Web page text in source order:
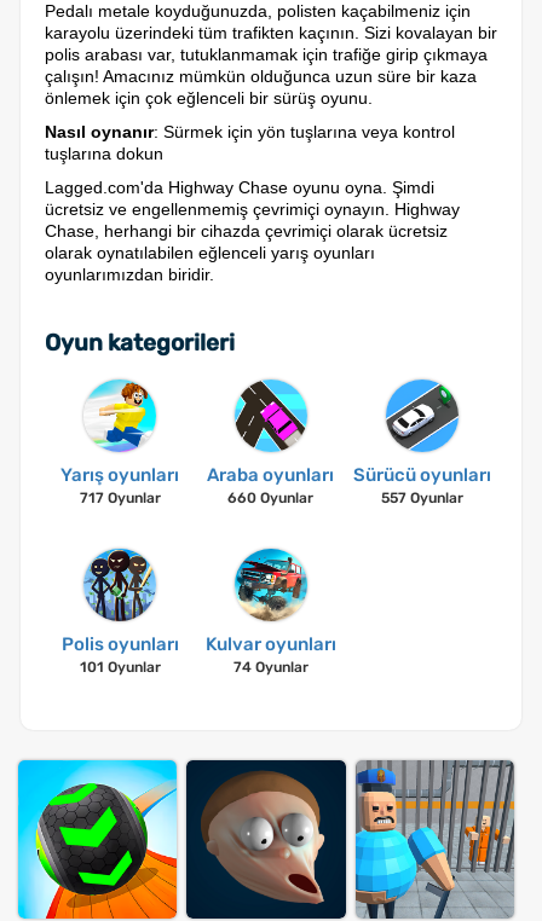
Pedalı metale koyduğunuzda, polisten kaçabilmeniz için
karayolu üzerindeki tüm trafikten kaçının. Sizi kovalayan bir
polis arabası var, tutuklanmamak için trafiğe girip çıkmaya
çalışın! Amacınız mümkün olduğunca uzun süre bir kaza
önlemek için çok eğlenceli bir sürüş oyunu.
Nasıl oynanır: Sürmek için yön tuşlarına veya kontrol
tuşlarına dokun
Lagged.com'da Highway Chase oyunu oyna. Şimdi
ücretsiz ve engellenmemiş çevrimiçi oynayın. Highway
Chase, herhangi bir cihazda çevrimiçi olarak ücretsiz
olarak oynatılabilen eğlenceli yarış oyunları
oyunlarımızdan biridir.
Oyun kategorileri
Yarış oyunları
717 Oyunlar
Araba oyunları
660 Oyunlar
Sürücü oyunları
557 Oyunlar
Polis oyunları
101 Oyunlar
Kulvar oyunları
74 Oyunlar